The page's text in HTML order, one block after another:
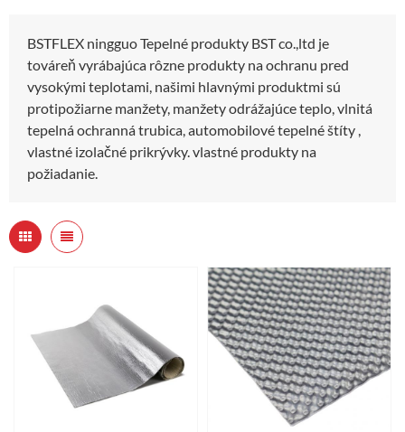
BSTFLEX ningguo Tepelné produkty BST co.,ltd je
továreň vyrábajúca rôzne produkty na ochranu pred
vysokými teplotami, našimi hlavnými produktmi sú
protipožiarne manžety, manžety odrážajúce teplo, vlnitá
tepelná ochranná trubica, automobilové tepelné štíty ,
vlastné izolačné prikrývky. vlastné produkty na
požiadanie.